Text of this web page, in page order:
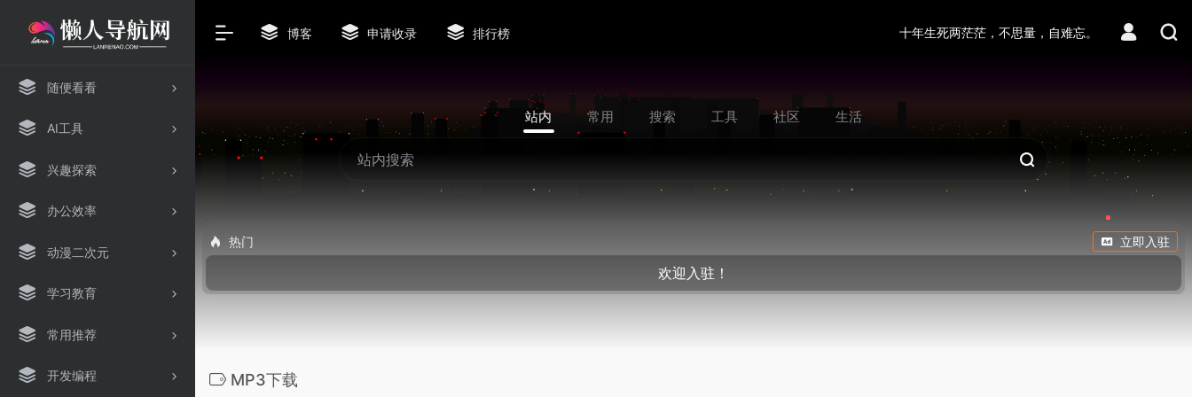
随便看看
AI工具
兴趣探索
办公效率
动漫二次元
学习教育
常用推荐
开发编程
博客 申请收录 排行榜 十年生死两茫茫，不思量，自难忘。
站内 常用 搜索 工具 社区 生活
热门 立即入驻
欢迎入驻！
MP3下载